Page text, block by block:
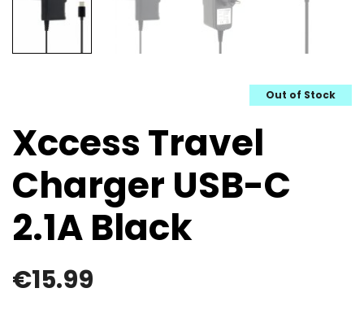
Out of Stock
Xccess Travel
Charger USB-C
2.1A Black
€15.99